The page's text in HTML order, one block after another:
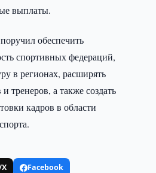
выплаты.
обеспечить
спортивных федераций,
в регионах, расширять
тренеров, а также создать
кадров в области
Facebook